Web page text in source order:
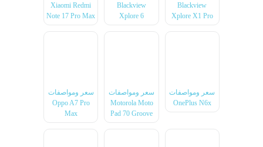
Blackview
Xplore X1 Pro
Blackview
Xplore 6
Xiaomi Redmi
Note 17 Pro Max
سعر ومواصفات
OnePlus N6x
سعر ومواصفات
Motorola Moto
Pad 70 Groove
سعر ومواصفات
Oppo A7 Pro
Max